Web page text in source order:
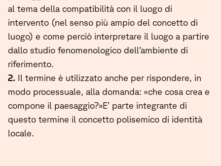
al tema della compatibilità con il luogo di
intervento (nel senso più ampio del concetto di
luogo) e come perciò interpretare il luogo a partire
dallo studio fenomenologico dell’ambiente di
riferimento.
2. Il termine è utilizzato anche per rispondere, in
modo processuale, alla domanda: «che cosa crea e
compone il paesaggio?»E’ parte integrante di
questo termine il concetto polisemico di identità
locale.